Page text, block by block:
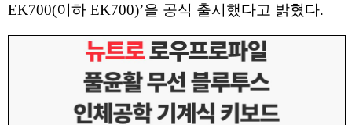
EK700(이하 EK700)’을 공식 출시했다고 밝혔다.